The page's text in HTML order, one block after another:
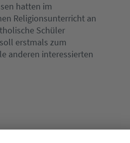
hatten im
Religionsunterricht an
Schüler
erstmals zum
anderen interessierten